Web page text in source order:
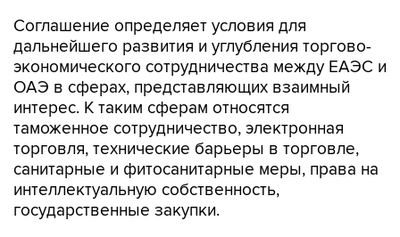
Соглашение определяет условия для
дальнейшего развития и углубления торгово-
экономического сотрудничества между ЕАЭС и
ОАЭ в сферах, представляющих взаимный
интерес. К таким сферам относятся
таможенное сотрудничество, электронная
торговля, технические барьеры в торговле,
санитарные и фитосанитарные меры, права на
интеллектуальную собственность,
государственные закупки.